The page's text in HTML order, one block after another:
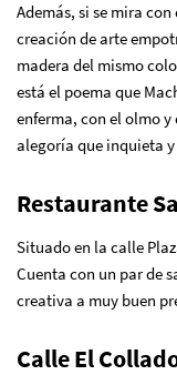
Además, si se mira
creación de arte
madera del mismo
está el poema que
enferma, con el olmo y
alegoría que inquieta
Restaurante
Situado en la calle
Cuenta con un par de
creativa a muy buen
Calle El